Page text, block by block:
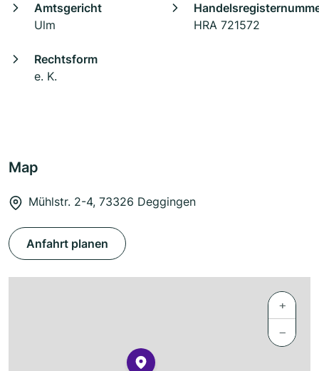
Amtsgericht
Ulm
HRA 721572
Rechtsform
e. K.
Map
Mühlstr. 2-4, 73326 Deggingen
Anfahrt planen
+
−